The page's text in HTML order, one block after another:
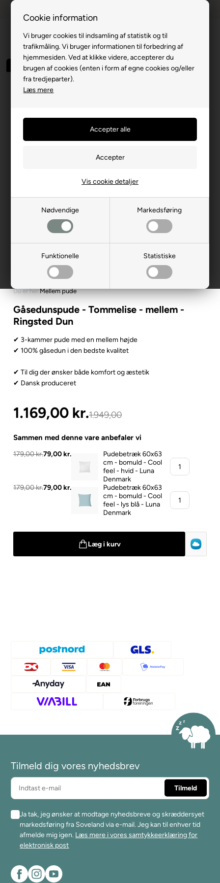
Cookie information
Vi bruger cookies til indsamling af statistik og til
trafikmåling. Vi bruger informationen til forbedring af
hjemmesiden. Ved at klikke videre, accepterer du
brugen af cookies (enten i form af egne cookies og/eller
fra tredjeparter).
Læs mere
Nødvendige Markedsføring
Funktionelle Statistiske
Vis cookie detaljer
Spar 40%
Du er her:Mellem pude
Gåsedunspude - Tommelise - mellem -
Ringsted Dun
✔ 3-kammer pude med en mellem højde
✔ 100% gåsedun i den bedste kvalitet
✔ Til dig der ønsker både komfort og æstetik
✔ Dansk produceret
1.169,00 kr.1.949,00
Sammen med denne vare anbefaler vi
Pudebetræk 60x63
cm - bomuld - Cool
feel - hvid - Luna
Denmark
79,00 kr.
179,00 kr.
Pudebetræk 60x63
cm - bomuld - Cool
feel - lys blå - Luna
Denmark
79,00 kr.
179,00 kr.
Læg i kurv
Tilmeld dig vores nyhedsbrev
Ja tak, jeg ønsker at modtage nyhedsbreve og skræddersyet
markedsføring fra Soveland via e-mail. Jeg kan til enhver tid
afmelde mig igen. Læs mere i vores samtykkeerklæring for
elektronisk post